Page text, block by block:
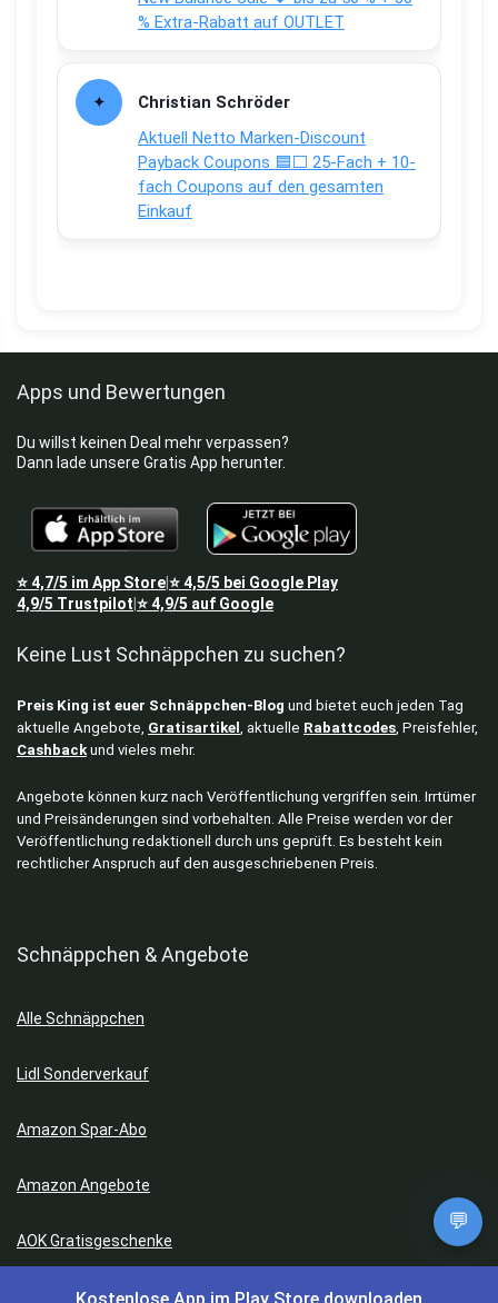
% Extra-Rabatt auf OUTLET
Christian Schröder
Aktuell Netto Marken-Discount
Payback Coupons 🟦⬜ 25-Fach + 10-
fach Coupons auf den gesamten
Einkauf
Apps und Bewertungen
Du willst keinen Deal mehr verpassen?
Dann lade unsere Gratis App herunter.
⭐4,7/5 im App Store⭐4,5/5 bei Google Play
4,9/5 Trustpilot ⭐4,9/5 auf Google
Keine Lust Schnäppchen zu suchen?
Preis King ist euer Schnäppchen-Blog und bietet euch jeden Tag
aktuelle Angebote, Gratisartikel , aktuelle Rabattcodes , Preisfehler,
Cashback und vieles mehr.
Angebote können kurz nach Veröffentlichung vergriffen sein. Irrtümer
und Preisänderungen sind vorbehalten. Alle Preise werden vor der
Veröffentlichung redaktionell durch uns geprüft. Es besteht kein
rechtlicher Anspruch auf den ausgeschriebenen Preis.
Schnäppchen & Angebote
Alle Schnäppchen
Lidl Sonderverkauf
Amazon Spar-Abo
Amazon Angebote
AOK Gratisgeschenke
💬